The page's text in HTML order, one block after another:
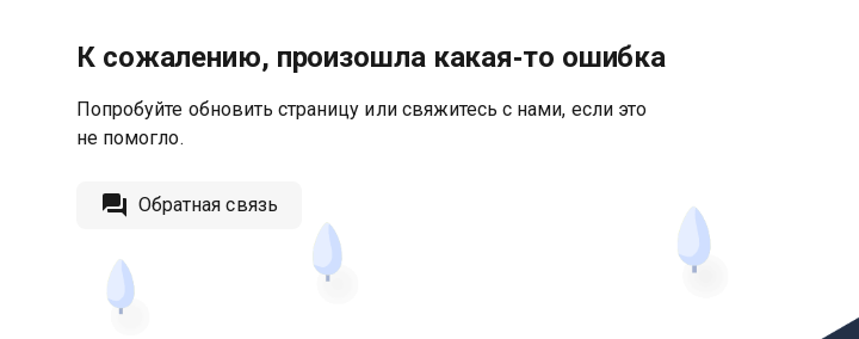
К сожалению, произошла какая‑то ошибка
Попробуйте обновить страницу или свяжитесь с нами, если это
не помогло.
Обратная связь